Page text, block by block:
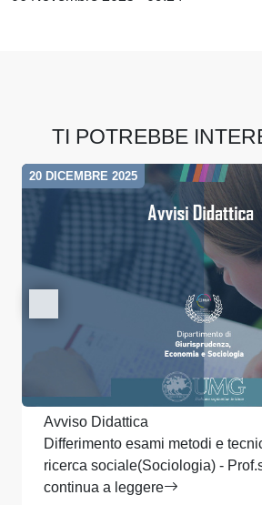
TI POTREBBE
20 DICEMBRE 2025
Avviso Didattica
Differimento esami metodi e
ricerca sociale(Sociologia) -
continua a leggere